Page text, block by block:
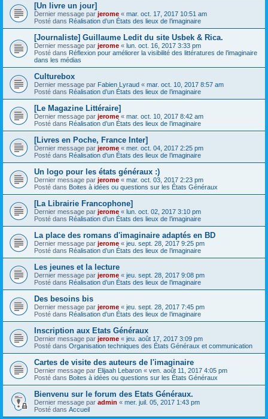
[Un livre un jour]
Dernier message par jerome « mar. oct. 17, 2017 10:51 am
Posté dans Réalisation d’un États des lieux de l’imaginaire
[Journaliste] Guillaume Ledit du site Usbek & Rica.
Dernier message par jerome « lun. oct. 16, 2017 3:33 pm
Posté dans Réflexion pour améliorer la visibilité des littératures de l’imaginaire
dans les médias
Culturebox
Dernier message par Fabien Lyraud « mar. oct. 10, 2017 8:57 am
Posté dans Réalisation d’un États des lieux de l’imaginaire
[Le Magazine Littéraire]
Dernier message par jerome « mar. oct. 10, 2017 8:42 am
Posté dans Réalisation d’un États des lieux de l’imaginaire
[Livres en Poche, France Inter]
Dernier message par jerome « mer. oct. 04, 2017 2:25 pm
Posté dans Réalisation d’un États des lieux de l’imaginaire
Un logo pour les états généraux :)
Dernier message par jerome « mar. oct. 03, 2017 2:23 pm
Posté dans Boites à idées ou questions sur les États Généraux
[La Librairie Francophone]
Dernier message par jerome « lun. oct. 02, 2017 3:10 pm
Posté dans Réalisation d’un États des lieux de l’imaginaire
La place des romans d'imaginaire adaptés en BD
Dernier message par jerome « jeu. sept. 28, 2017 9:25 pm
Posté dans Réalisation d’un États des lieux de l’imaginaire
Les jeunes et la lecture
Dernier message par jerome « jeu. sept. 28, 2017 9:08 pm
Posté dans Réalisation d’un États des lieux de l’imaginaire
Des besoins bis
Dernier message par jerome « jeu. sept. 28, 2017 7:45 pm
Posté dans Réalisation d’un États des lieux de l’imaginaire
Inscription aux Etats Généraux
Dernier message par jerome « jeu. août 17, 2017 3:09 pm
Posté dans Organisation techniques des États Généraux et communication
Cartes de visite des auteurs de l'imaginaire
Dernier message par Elijaah Lebaron « ven. août 11, 2017 4:05 pm
Posté dans Boites à idées ou questions sur les États Généraux
Bienvenu sur le forum des Etats Généraux.
Dernier message par admin « mer. juil. 05, 2017 1:43 pm
Posté dans Accueil